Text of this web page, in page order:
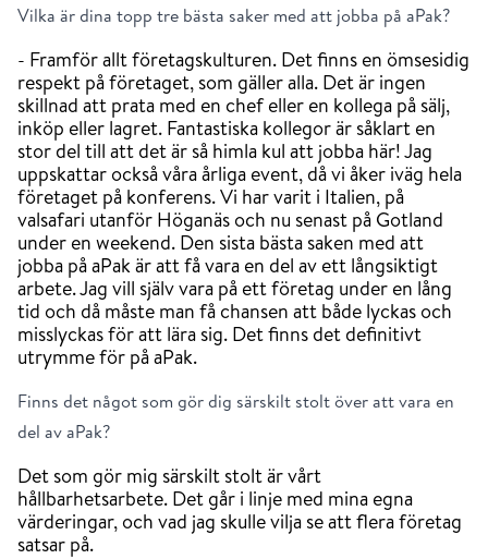
Vilka är dina topp tre bästa saker med att jobba på aPak?
- Framför allt företagskulturen. Det finns en ömsesidig
respekt på företaget, som gäller alla. Det är ingen
skillnad att prata med en chef eller en kollega på sälj,
inköp eller lagret. Fantastiska kollegor är såklart en
stor del till att det är så himla kul att jobba här! Jag
uppskattar också våra årliga event, då vi åker iväg hela
företaget på konferens. Vi har varit i Italien, på
valsafari utanför Höganäs och nu senast på Gotland
under en weekend. Den sista bästa saken med att
jobba på aPak är att få vara en del av ett långsiktigt
arbete. Jag vill själv vara på ett företag under en lång
tid och då måste man få chansen att både lyckas och
misslyckas för att lära sig. Det finns det definitivt
utrymme för på aPak.
Finns det något som gör dig särskilt stolt över att vara en
del av aPak?
Det som gör mig särskilt stolt är vårt
hållbarhetsarbete. Det går i linje med mina egna
värderingar, och vad jag skulle vilja se att flera företag
satsar på.